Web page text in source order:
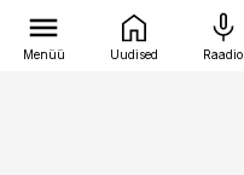
Menüü Uudised Raadio